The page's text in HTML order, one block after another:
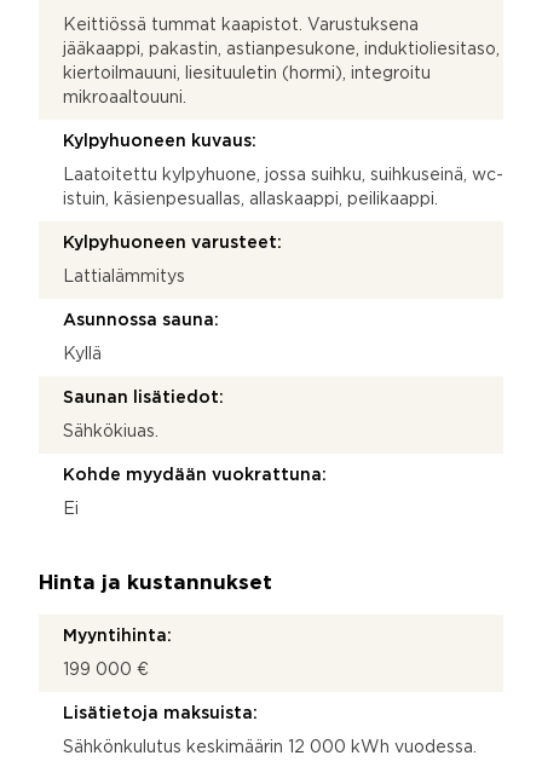
Keittiössä tummat kaapistot. Varustuksena
jääkaappi, pakastin, astianpesukone, induktioliesitaso,
kiertoilmauuni, liesituuletin (hormi), integroitu
mikroaaltouuni.
Kylpyhuoneen kuvaus:
Laatoitettu kylpyhuone, jossa suihku, suihkuseinä, wc-
istuin, käsienpesuallas, allaskaappi, peilikaappi.
Kylpyhuoneen varusteet:
Lattialämmitys
Asunnossa sauna:
Kyllä
Saunan lisätiedot:
Sähkökiuas.
Kohde myydään vuokrattuna:
Ei
Hinta ja kustannukset
Myyntihinta:
199 000 €
Lisätietoja maksuista:
Sähkönkulutus keskimäärin 12 000 kWh vuodessa.